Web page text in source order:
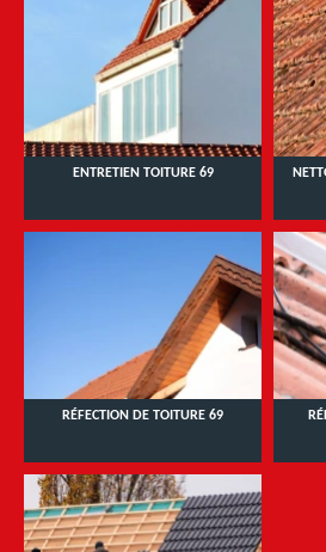
ENTRETIEN TOITURE 69
RÉFECTION DE TOITURE 69